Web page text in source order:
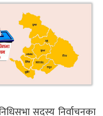
सदस्य निर्वाचनका